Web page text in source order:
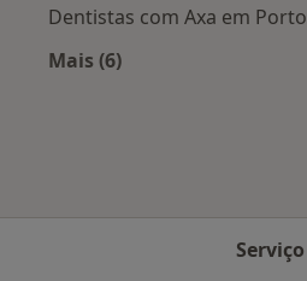
Dentistas com Axa em Porto
Mais (6)
Serviço